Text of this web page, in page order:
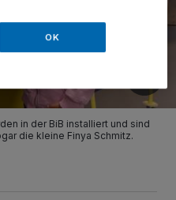
in der BiB installiert und sind
die kleine Finya Schmitz.
OK